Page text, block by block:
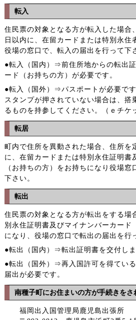
転入
住民票の対象となる方が転入した場合
日以内に、在留カードまたは特別永住
役場の窓口で、転入の届出を行って下
●転入（国内）⇒前住所地からの転出
ード（お持ちの方）が必要です。
●転入（国外）⇒パスポートが必要で
スタンプが押されていない場合は、搭
るものを持参してください。（ｅチケ
転居
町内で住所を異動された場合、住所を
に、在留カードまたは特別永住証明書
（お持ちの方）をお持ちになり役場
下さい。
転出
住民票の対象となる方が転出をする場
別永住証明書及びマイナンバーカード
になり、役場の窓口で転出の届出を行
●転出（国内）⇒転出証明書を交付しま
●転出（国外）⇒再入国許可を得てい
届出が必要です。
南種子町にお住まいの方が手続きをさ
福岡出入国管理局鹿児島出張所